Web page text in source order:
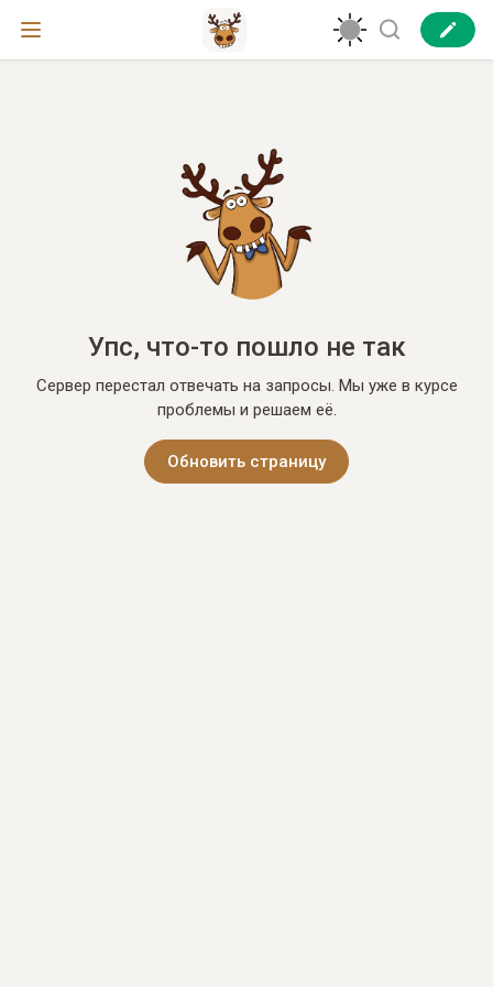
Упс, что-то пошло не так
Сервер перестал отвечать на запросы. Мы уже в курсе
проблемы и решаем её.
Обновить страницу